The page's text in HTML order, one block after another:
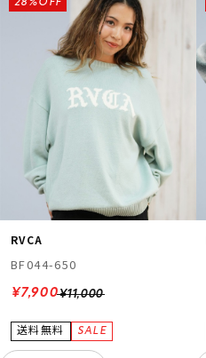
RVCA
BF044-650
¥11,000
28%OFF
¥7,900